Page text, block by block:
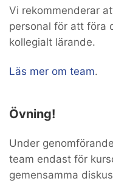
Vi rekommenderar
personal för att föra
kollegialt lärande.
Läs mer om team.
Övning!
Under
team endast för
gemensamma